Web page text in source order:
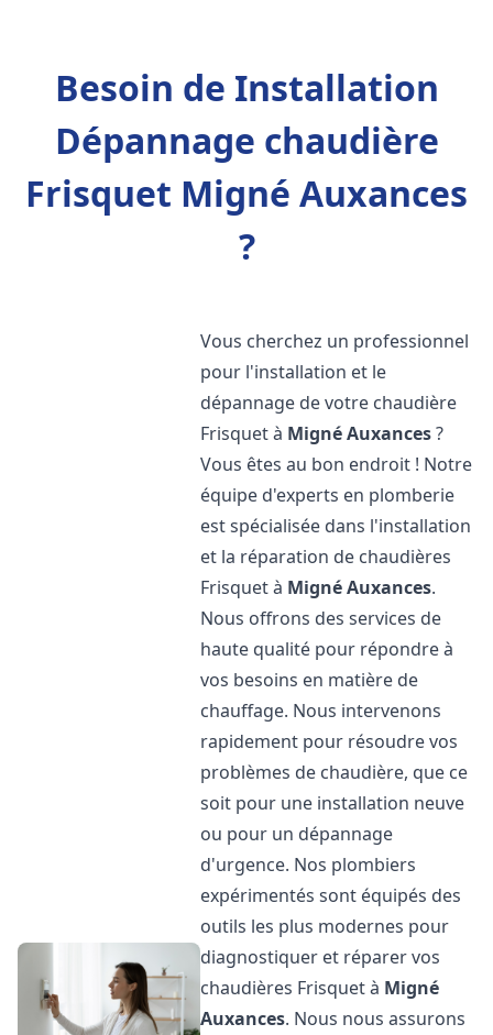
Besoin de Installation
Dépannage chaudière
Frisquet Migné Auxances
?
Vous cherchez un professionnel
pour l'installation et le
dépannage de votre chaudière
Frisquet à Migné Auxances?
Vous êtes au bon endroit ! Notre
équipe d'experts en plomberie
est spécialisée dans l'installation
et la réparation de chaudières
Frisquet à Migné Auxances.
Nous offrons des services de
haute qualité pour répondre à
vos besoins en matière de
chauffage. Nous intervenons
rapidement pour résoudre vos
problèmes de chaudière, que ce
soit pour une installation neuve
ou pour un dépannage
d'urgence. Nos plombiers
expérimentés sont équipés des
outils les plus modernes pour
diagnostiquer et réparer vos
chaudières Frisquet à Migné
Auxances. Nous nous assurons